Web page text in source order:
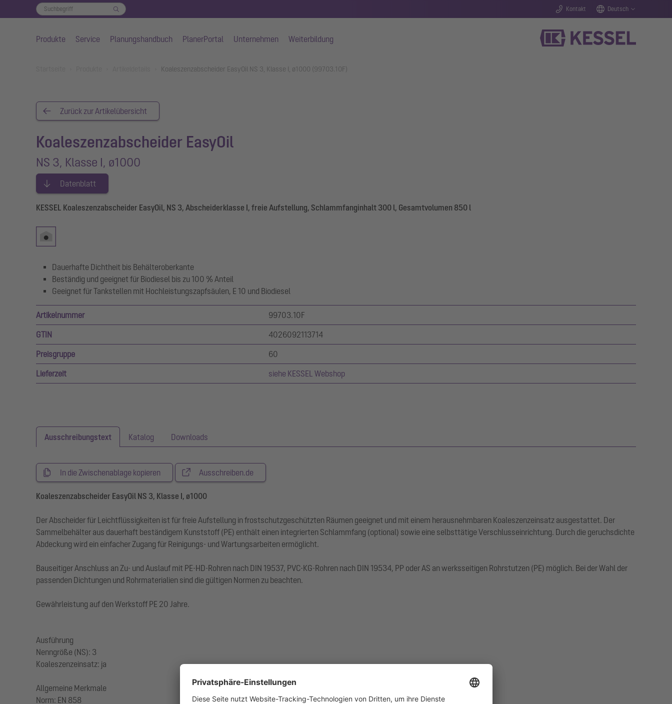
Kontakt Deutsch
Produkte Service Planungshandbuch PlanerPortal Unternehmen Weiterbildung
Koaleszenzabscheider EasyOil NS 3, Klasse I, ø1000 (99703.10F)
Zurück zur Artikelübersicht
Koaleszenzabscheider EasyOil
NS 3, Klasse I, ø1000
Datenblatt
KESSEL Koaleszenzabscheider EasyOil, NS 3, Abscheiderklasse I, freie Aufstellung, Schlammfanginhalt 300 l, Gesamtvolumen 850 l
Dauerhafte Dichtheit bis Behälteroberkante
Beständig und geeignet für Biodiesel bis zu 100 % Anteil
Geeignet für Tankstellen mit Hochleistungszapfsäulen, E 10 und Biodiesel
Artikelnummer 99703.10F
GTIN 4026092113714
Preisgruppe 60
Lieferzeit siehe KESSEL Webshop
Ausschreibungstext Katalog Downloads
In die Zwischenablage kopieren Ausschreiben.de
Koaleszenzabscheider EasyOil NS 3, Klasse I, ø1000
Der Abscheider für Leichtflüssigkeiten ist für freie Aufstellung in frostschutzgeschützten Räumen geeignet und mit einem herausnehmbaren Koaleszenzeinsatz ausgestattet. Der
Sammelbehälter aus dauerhaft beständigem Kunststoff (PE) enthält einen integrierten Schlammfang (optional) sowie eine selbsttätige Verschlusseinrichtung. Durch die geruchsdichte
Abdeckung wird ein einfacher Zugang für Reinigungs- und Wartungsarbeiten ermöglicht.
Bauseitiger Anschluss an Zu- und Auslauf mit PE-HD-Rohren nach DIN 19537, PVC-KG-Rohren nach DIN 19534, PP oder AS an werksseitigen Rohrstutzen (PE) möglich. Bei der Wahl der
passenden Dichtungen und Rohrmaterialien sind die gültigen Normen zu beachten.
Gewährleistung auf den Werkstoff PE 20 Jahre.
Ausführung
Nenngröße (NS): 3
Koaleszenzeinsatz: ja
Allgemeine Merkmale
Norm: EN 858